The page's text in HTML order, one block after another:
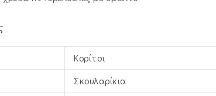
Κορίτσι
Σκουλαρίκια